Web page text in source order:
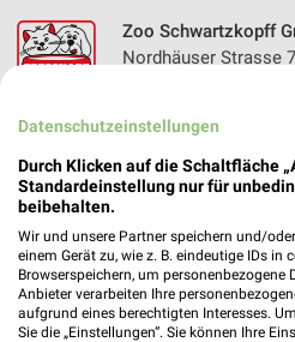
Zoo Schwartzkopff
Nordhäuser Strasse
Heute 10:00 - 20:00
236,17 km •
Fressnapf Sömmerda
Mainzer Straße 4
99610 Sömmerda
Heute 09:00 - 19:00
Datenschutzeinstellungen
Durch Klicken auf die Schaltfläche
Standardeinstellung nur für
beibehalten.
Wir und unsere Partner speichern und/
einem Gerät zu, wie z. B. eindeutige IDs in
Browserspeichern, um personenbezogene
Anbieter verarbeiten Ihre
aufgrund eines berechtigten Interesses.
Sie die „Einstellungen“. Sie können Ihre